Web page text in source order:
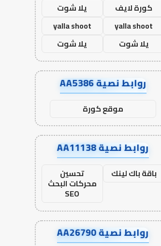
كورة لايف
يلا شوت
yalla shoot
yalla shoot
يلا شوت
يلا شوت
روابط نصية AA5386
موقع كورة
روابط نصية AA11138
باقة باك لينك تحسين
محركات البحث
SEO
روابط نصية AA26790